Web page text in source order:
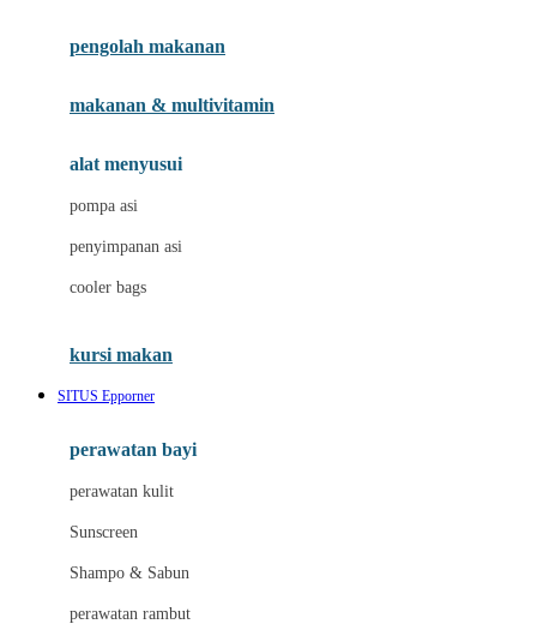
Joolz
Leclerc
Lee Vierra
Lillebaby
Little Bird Told Me
Little Miss Janis
London Taxi
Love To Dream
pengolah makanan
makanan & multivitamin
alat menyusui
pompa asi
penyimpanan asi
cooler bags
kursi makan
SITUS Epporner
perawatan bayi
perawatan kulit
Sunscreen
Shampo & Sabun
perawatan rambut